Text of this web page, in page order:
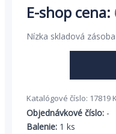
Nízka skladová zásoba
guľa-
kľučka
HOPPE
Luxembourg
Katalógové číslo: 17819
Objednávkové číslo: -
Balenie: 1 ks